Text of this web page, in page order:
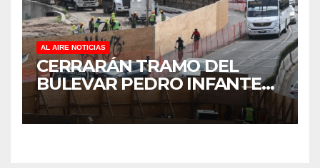
AL AIRE NOTICIAS
CERRARÁN TRAMO DEL
BULEVAR PEDRO INFANTE
PARA ACELERAR OBRAS
ANTES DEL REGRESO A